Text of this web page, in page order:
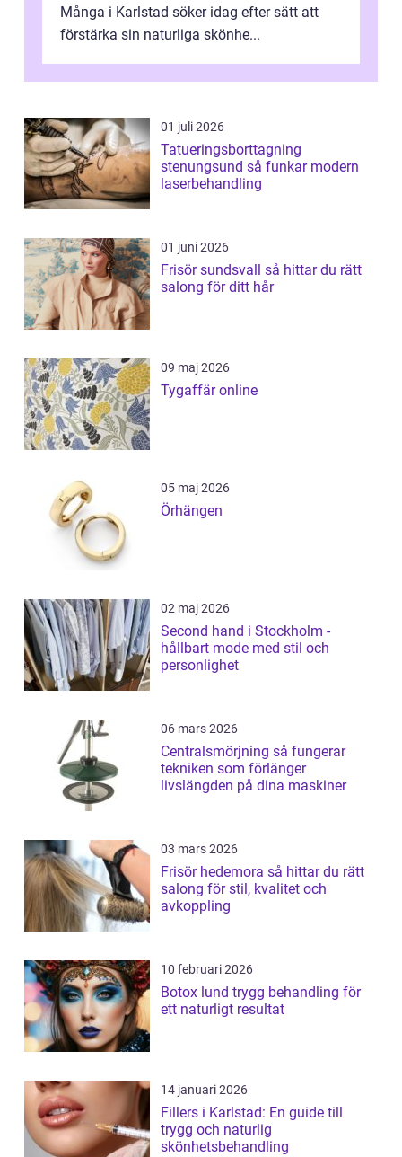
Många i Karlstad söker idag efter sätt att
förstärka sin naturliga skönhe...
01 juli 2026
Tatueringsborttagning
stenungsund så funkar modern
laserbehandling
01 juni 2026
Frisör sundsvall så hittar du rätt
salong för ditt hår
09 maj 2026
Tygaffär online
05 maj 2026
Örhängen
02 maj 2026
Second hand i Stockholm -
hållbart mode med stil och
personlighet
06 mars 2026
Centralsmörjning så fungerar
tekniken som förlänger
livslängden på dina maskiner
03 mars 2026
Frisör hedemora så hittar du rätt
salong för stil, kvalitet och
avkoppling
10 februari 2026
Botox lund trygg behandling för
ett naturligt resultat
14 januari 2026
Fillers i Karlstad: En guide till
trygg och naturlig
skönhetsbehandling